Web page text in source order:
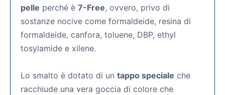
pelle perché è 7-Free, ovvero, privo di
sostanze nocive come formaldeide, resina di
formaldeide, canfora, toluene, DBP, ethyl
tosylamide e xilene.
Lo smalto è dotato di un tappo speciale che
racchiude una vera goccia di colore che